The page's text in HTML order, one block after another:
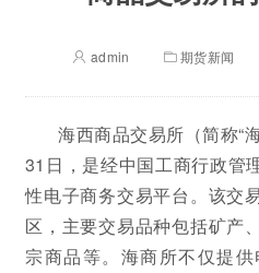
admin 期货新闻
海西商品交易所（简称“
31日，是经中国工商行政管
性电子商务交易平台。该交
区，主要交易品种包括矿产
宗商品等。海商所不仅提